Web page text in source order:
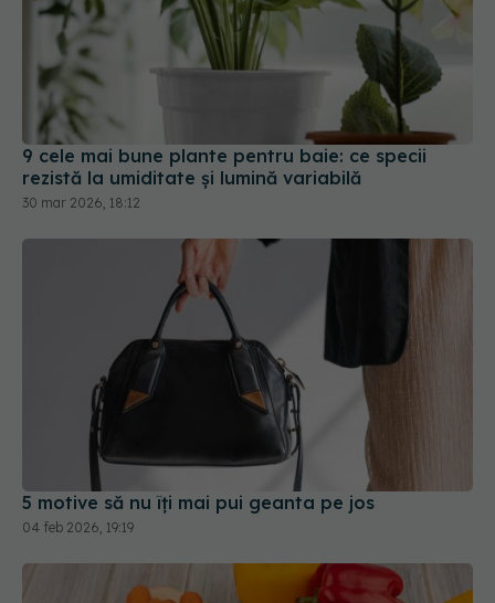
9 cele mai bune plante pentru baie: ce specii
rezistă la umiditate și lumină variabilă
30 mar 2026, 18:12
5 motive să nu îți mai pui geanta pe jos
04 feb 2026, 19:19